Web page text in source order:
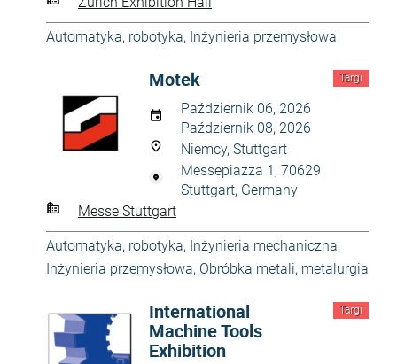
Automatyka, robotyka, Inżynieria przemysłowa
Targi
Motek
Październik 06, 2026
Październik 08, 2026
Niemcy, Stuttgart
Messepiazza 1, 70629
Stuttgart, Germany
Messe Stuttgart
Automatyka, robotyka, Inżynieria mechaniczna,
Inżynieria przemysłowa, Obróbka metali, metalurgia
Targi
International
Machine Tools
Exhibition